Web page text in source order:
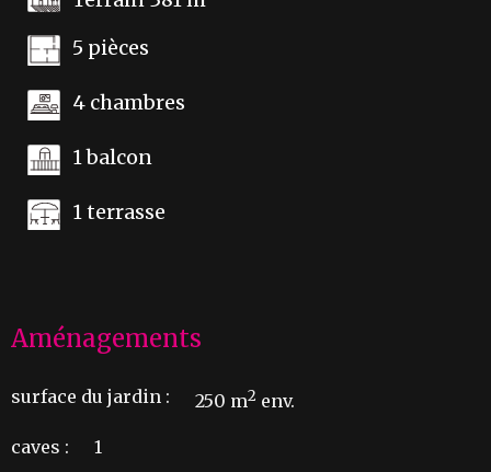
5 pièces
4 chambres
1 balcon
1 terrasse
Aménagements
surface du jardin : 250 m2 env.
caves : 1